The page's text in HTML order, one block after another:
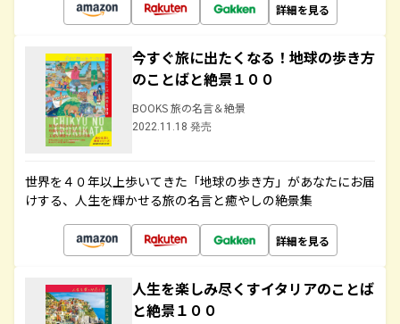
詳細を見る
今すぐ旅に出たくなる！地球の歩き方
のことばと絶景１００
BOOKS 旅の名言＆絶景
2022.11.18 発売
世界を４０年以上歩いてきた「地球の歩き方」があなたにお届
けする、人生を輝かせる旅の名言と癒やしの絶景集
詳細を見る
人生を楽しみ尽くすイタリアのことば
と絶景１００